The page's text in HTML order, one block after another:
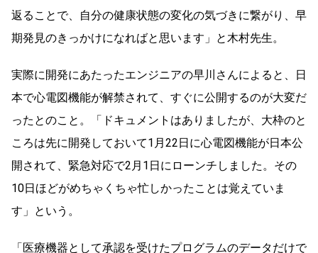
返ることで、自分の健康状態の変化の気づきに繋がり、早
期発見のきっかけになればと思います」と木村先生。
実際に開発にあたったエンジニアの早川さんによると、日
本で心電図機能が解禁されて、すぐに公開するのが大変だ
ったとのこと。「ドキュメントはありましたが、大枠のと
ころは先に開発しておいて1月22日に心電図機能が日本公
開されて、緊急対応で2月1日にローンチしました。その
10日ほどがめちゃくちゃ忙しかったことは覚えていま
す」という。
「医療機器として承認を受けたプログラムのデータだけで